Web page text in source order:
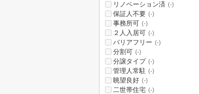
リノベーション済 (-)
保証人不要 (-)
事務所可 (-)
２人入居可 (-)
バリアフリー (-)
分割可 (-)
分譲タイプ (-)
管理人常駐 (-)
眺望良好 (-)
二世帯住宅 (-)